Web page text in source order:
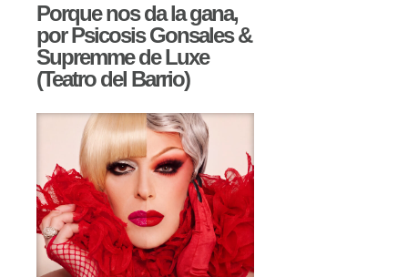
Porque nos da la gana,
por Psicosis Gonsales &
Supremme de Luxe
(Teatro del Barrio)